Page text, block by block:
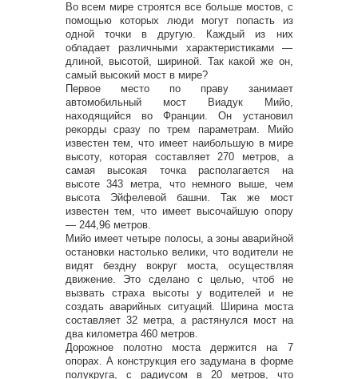
Во всем мире строятся все больше мостов, с
помощью которых люди могут попасть из
одной точки в другую. Каждый из них
обладает различными характеристиками —
длиной, высотой, шириной. Так какой же он,
самый высокий мост в мире?
Первое место по праву занимает
автомобильный мост Виадук Мийо,
находящийся во Франции. Он установил
рекорды сразу по трем параметрам. Мийо
известен тем, что имеет наибольшую в мире
высоту, которая составляет 270 метров, а
самая высокая точка располагается на
высоте 343 метра, что немного выше, чем
высота Эйфелевой башни. Так же мост
известен тем, что имеет высочайшую опору
— 244,96 метров.
Мийо имеет четыре полосы, а зоны аварийной
остановки настолько велики, что водители не
видят бездну вокруг моста, осуществляя
движение. Это сделано с целью, чтоб не
вызвать страха высоты у водителей и не
создать аварийных ситуаций. Ширина моста
составляет 32 метра, а растянулся мост на
два километра 460 метров.
Дорожное полотно моста держится на 7
опорах. А конструкция его задумана в форме
полукруга, с радиусом в 20 метров, что